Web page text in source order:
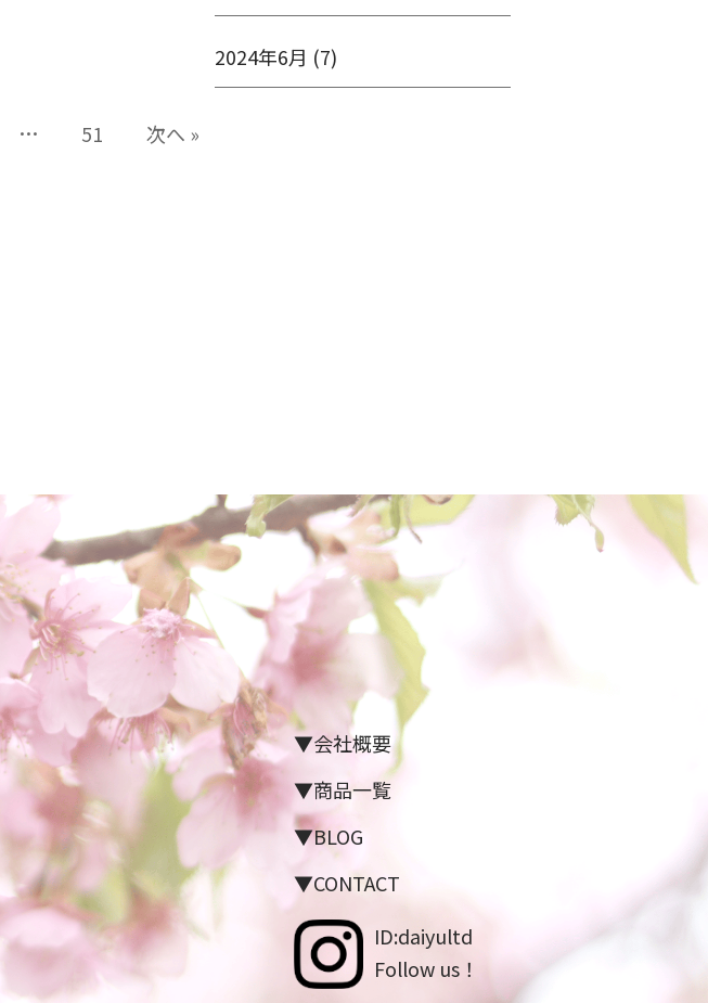
2024年6月 (7)
… 51 次へ »
▼会社概要
▼商品一覧
▼BLOG
▼CONTACT
ID:daiyultd
Follow us！